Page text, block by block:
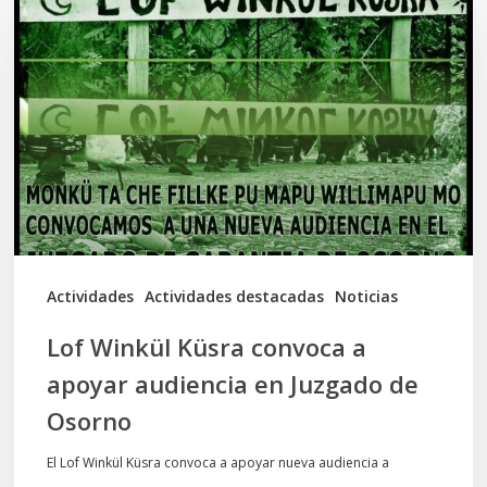
Actividades Actividades destacadas Noticias
Küsra
convoca
a
apoyar
audiencia
en
Juzgado
Lof Winkül Küsra convoca a
apoyar audiencia en Juzgado de
Osorno
El Lof Winkül Küsra convoca a apoyar nueva audiencia a